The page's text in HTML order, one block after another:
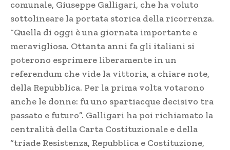
comunale, Giuseppe Galligari, che ha voluto
sottolineare la portata storica della ricorrenza.
“Quella di oggi è una giornata importante e
meravigliosa. Ottanta anni fa gli italiani si
poterono esprimere liberamente in un
referendum che vide la vittoria, a chiare note,
della Repubblica. Per la prima volta votarono
anche le donne: fu uno spartiacque decisivo tra
passato e futuro”. Galligari ha poi richiamato la
centralità della Carta Costituzionale e della
“triade Resistenza, Repubblica e Costituzione,